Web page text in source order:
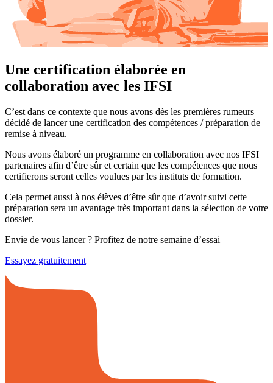
Une certification élaborée en
collaboration avec les IFSI
C’est dans ce contexte que nous avons dès les premières rumeurs
décidé de lancer une certification des compétences / préparation de
remise à niveau.
Nous avons élaboré un programme en collaboration avec nos IFSI
partenaires afin d’être sûr et certain que les compétences que nous
certifierons seront celles voulues par les instituts de formation.
Cela permet aussi à nos élèves d’être sûr que d’avoir suivi cette
préparation sera un avantage très important dans la sélection de votre
dossier.
Envie de vous lancer ? Profitez de notre semaine d’essai
Essayez gratuitement